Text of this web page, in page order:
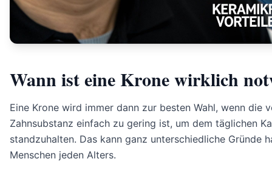
Wann ist eine Krone wirklich
Eine Krone wird immer dann zur besten Wahl, wenn die
Zahnsubstanz einfach zu gering ist, um dem täglichen
standzuhalten. Das kann ganz unterschiedliche Gründe
Menschen jeden Alters.